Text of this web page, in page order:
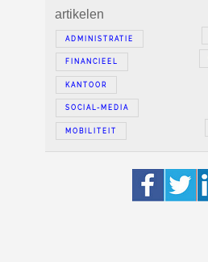
artikelen
ADMINISTRATIE
FINANCIEEL
KANTOOR
SOCIAL-MEDIA
MOBILITEIT